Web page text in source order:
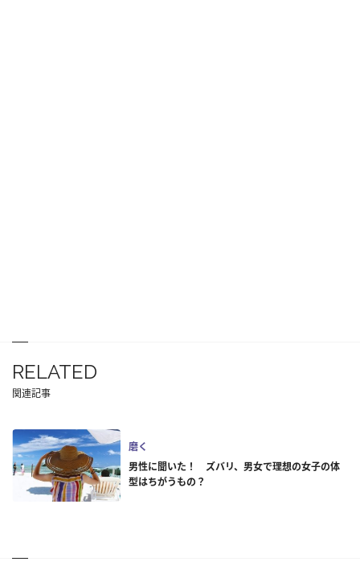
RELATED
関連記事
磨く
男性に聞いた！ ズバリ、男女で理想の女子の体
型はちがうもの？